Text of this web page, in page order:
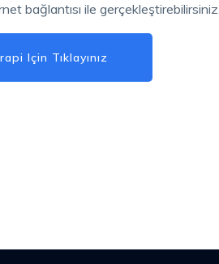
bağlantısı ile gerçekleştirebilirsiniz.
Için Tıklayınız